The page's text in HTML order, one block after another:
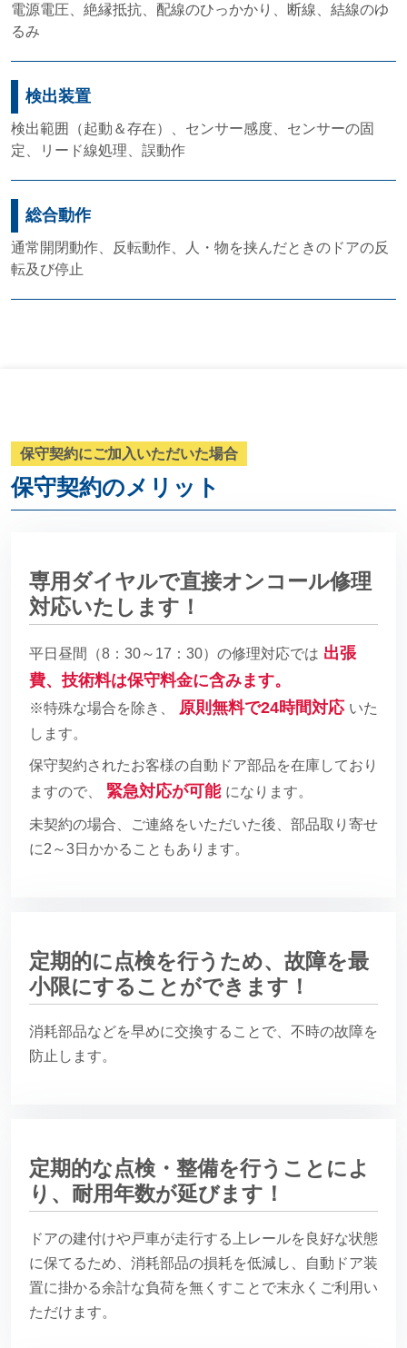
電源電圧、絶縁抵抗、配線のひっかかり、断線、結線のゆ
るみ
検出装置
検出範囲（起動＆存在）、センサー感度、センサーの固
定、リード線処理、誤動作
総合動作
通常開閉動作、反転動作、人・物を挟んだときのドアの反
転及び停止
保守契約にご加入いただいた場合
保守契約のメリット
専用ダイヤルで直接オンコール修理
対応いたします！
平日昼間（8：30～17：30）の修理対応では 出張
費、技術料は保守料金に含みます。
※特殊な場合を除き、 原則無料で24時間対応 いた
します。
保守契約されたお客様の自動ドア部品を在庫しており
ますので、
緊急対応が可能 になります。
未契約の場合、ご連絡をいただいた後、部品取り寄せ
に2～3日かかることもあります。
定期的に点検を行うため、故障を最
小限にすることができます！
消耗部品などを早めに交換することで、不時の故障を
防止します。
定期的な点検・整備を行うことによ
り、耐用年数が延びます！
ドアの建付けや戸車が走行する上レールを良好な状態
に保てるため、消耗部品の損耗を低減し、自動ドア装
置に掛かる余計な負荷を無くすことで末永くご利用い
ただけます。